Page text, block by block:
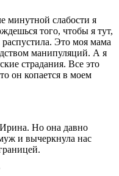
минутной слабости я
того, чтобы я тут,
Это моя мама
манипуляций. А я
страдания. Все это
он копается в моем
Но она давно
и вычеркнула нас